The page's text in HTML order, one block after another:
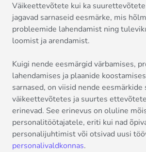
Väikeettevõtete kui ka
jagavad sarnaseid eesmärke, mis
probleemide lahendamist ning
loomist ja arendamist.
Kuigi nende eesmärgid värbamises,
lahendamises ja plaanide
sarnased, on viisid nende eesmärkide
väikeettevõtetes ja suurtes
erinevad. See erinevus on oluline
personalitöötajatele, eriti kui nad
personalijuhtimist või otsivad uusi
personalivaldkonnas.